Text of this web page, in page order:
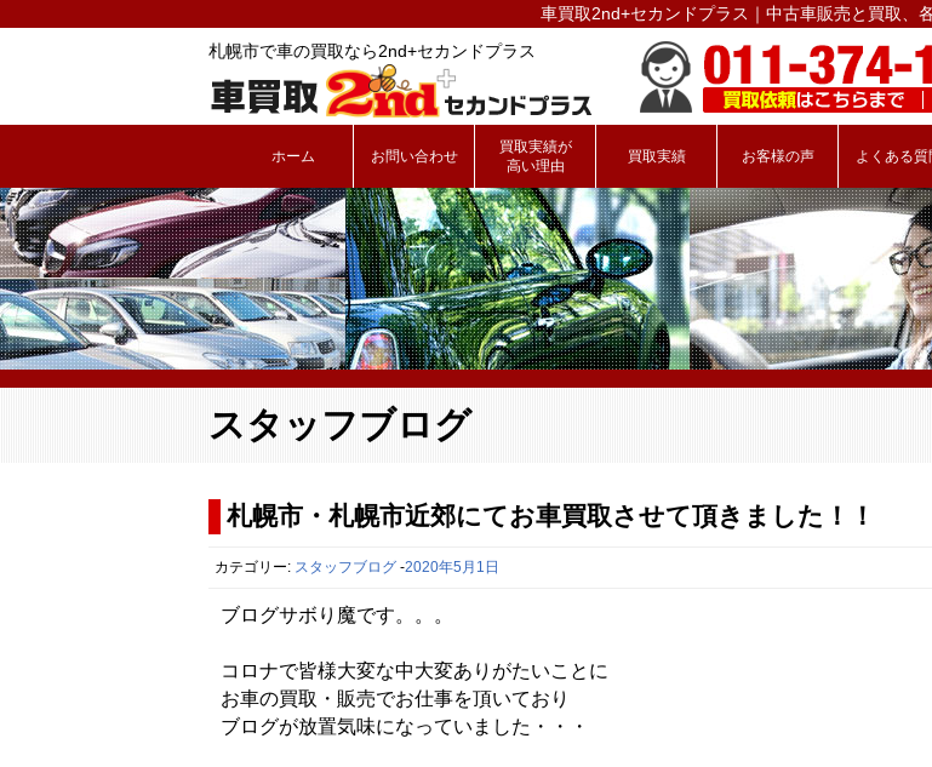
車買取2nd+セカンドプラス｜中古車販売と買取、
札幌市で車の買取なら2nd+セカンドプラス
ホーム お問い合わせ
買取実績が
高い理由
買取実績 お客様の声 よくある質
スタッフブログ
札幌市・札幌市近郊にてお車買取させて頂きました！！
カテゴリー: スタッフブログ -2020年5月1日
ブログサボり魔です。。。
コロナで皆様大変な中大変ありがたいことに
お車の買取・販売でお仕事を頂いており
ブログが放置気味になっていました・・・